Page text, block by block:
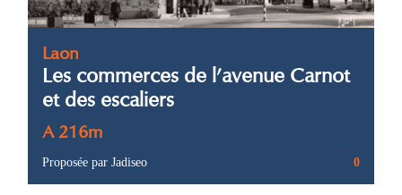
Laon
Les commerces de l’avenue Carnot
et des escaliers
A 216m
Proposée par Jadiseo 0